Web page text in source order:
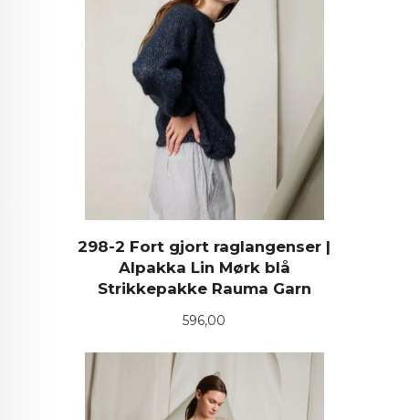
298-2 Fort gjort raglangenser |
Alpakka Lin Mørk blå
Strikkepakke Rauma Garn
Pris
596,00